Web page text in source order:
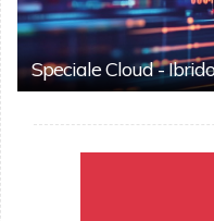
Speciale Cloud -